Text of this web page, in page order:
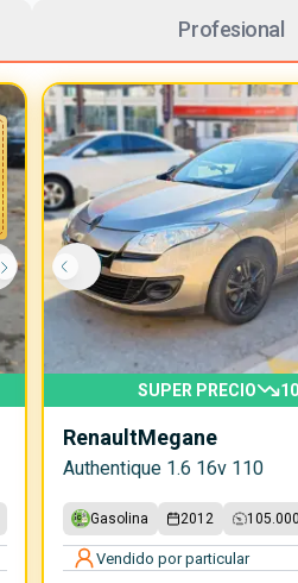
Profesional
SUPER PRECIO
RenaultMegane
Authentique 1.6 16v 110
Gasolina 2012 105.000
Vendido por particular